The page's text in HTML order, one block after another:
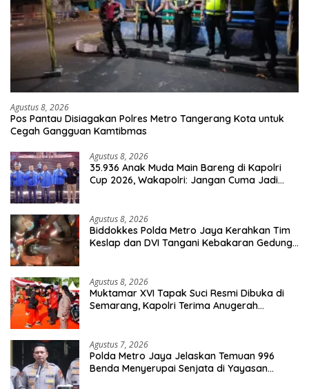
Agustus 8, 2026
Pos Pantau Disiagakan Polres Metro Tangerang Kota untuk
Cegah Gangguan Kamtibmas
Agustus 8, 2026
35.936 Anak Muda Main Bareng di Kapolri
Cup 2026, Wakapolri: Jangan Cuma Jadi
Agustus 8, 2026
Biddokkes Polda Metro Jaya Kerahkan Tim
Keslap dan DVI Tangani Kebakaran Gedung
Agustus 8, 2026
Muktamar XVI Tapak Suci Resmi Dibuka di
Semarang, Kapolri Terima Anugerah
Agustus 7, 2026
Polda Metro Jaya Jelaskan Temuan 996
Benda Menyerupai Senjata di Yayasan